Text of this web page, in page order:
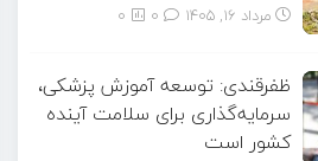
مرداد ۱۶, ۱۴۰۵ 0
ظفرقندی: توسعه آموزش پزشکی،
سرمایه‌گذاری برای سلامت آینده
کشور است